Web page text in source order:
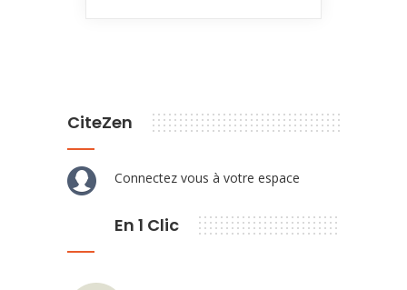
CiteZen
Connectez vous à votre espace
En 1 Clic